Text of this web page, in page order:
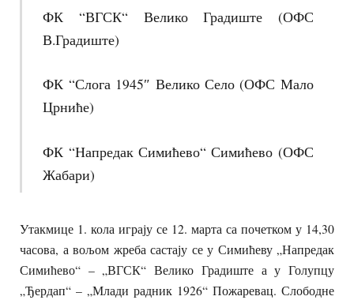
ФК “ВГСК“ Велико Градиште (ОФС
В.Градиште)
ФК “Слога 1945″ Велико Село (ОФС Мало
Црниће)
ФК “Напредак Симићево“ Симићево (ОФС
Жабари)
Утакмице 1. кола играју се 12. марта са почетком у 14,30
часова, а вољом жреба састају се у Симићеву „Напредак
Симићево“ – „ВГСК“ Велико Градиште а у Голупцу
„Ђердап“ – „Млади радник 1926“ Пожаревац. Слободне